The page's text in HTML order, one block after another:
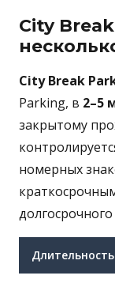
City
City Break
Parking, в 2–5
закрытому
номерных
Длительность